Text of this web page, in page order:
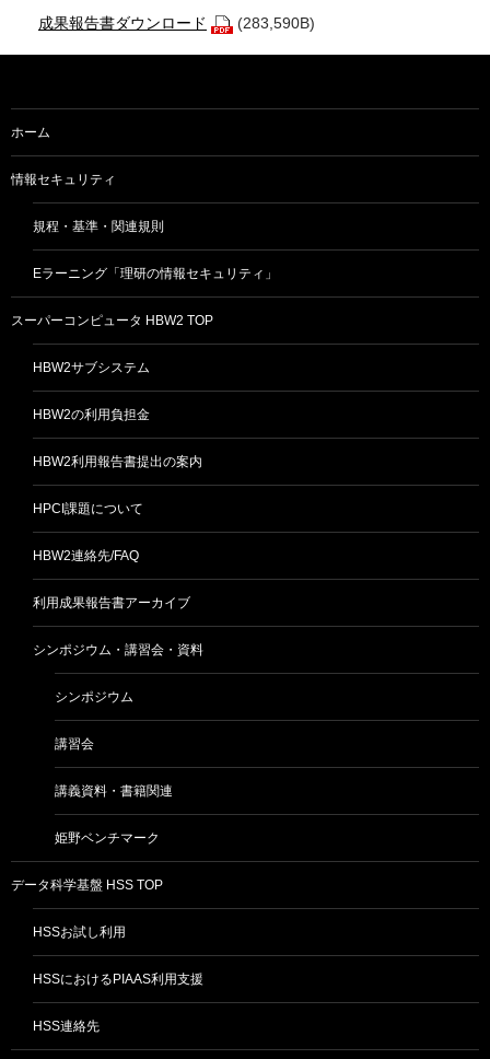
成果報告書ダウンロード (283,590B)
ホーム
情報セキュリティ
規程・基準・関連規則
Eラーニング「理研の情報セキュリティ」
スーパーコンピュータ HBW2 TOP
HBW2サブシステム
HBW2の利用負担金
HBW2利用報告書提出の案内
HPCI課題について
HBW2連絡先/FAQ
利用成果報告書アーカイブ
シンポジウム・講習会・資料
シンポジウム
講習会
講義資料・書籍関連
姫野ベンチマーク
データ科学基盤 HSS TOP
HSSお試し利用
HSSにおけるPIAAS利用支援
HSS連絡先